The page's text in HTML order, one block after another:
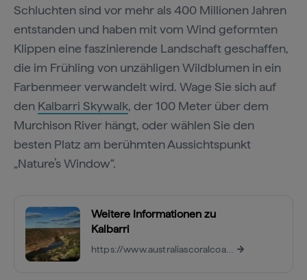
Schluchten sind vor mehr als 400 Millionen Jahren
entstanden und haben mit vom Wind geformten
Klippen eine faszinierende Landschaft geschaffen,
die im Frühling von unzähligen Wildblumen in ein
Farbenmeer verwandelt wird. Wage Sie sich auf
den Kalbarri Skywalk, der 100 Meter über dem
Murchison River hängt, oder wählen Sie den
besten Platz am berühmten Aussichtspunkt
„Nature’s Window“.
Weitere Informationen zu
Kalbarri
https://www.australiascoralcoast.com/see-do/national-parks/kalbarri-national-park